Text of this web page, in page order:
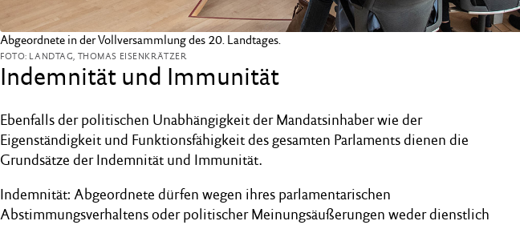
Abgeordnete in der Vollversammlung des 20. Landtages.
FOTO: LANDTAG, THOMAS EISENKRÄTZER
Indemnität und Immunität
Ebenfalls der politischen Unabhängigkeit der Mandatsinhaber wie der
Eigenständigkeit und Funktionsfähigkeit des gesamten Parlaments dienen die
Grundsätze der Indemnität und Immunität.
Indemnität: Abgeordnete dürfen wegen ihres parlamentarischen
Abstimmungsverhaltens oder politischer Meinungsäußerungen weder dienstlich